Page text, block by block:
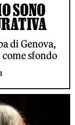
SONO
di Genova,
sfondo